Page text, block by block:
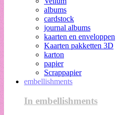
albums
cardstock
journal albums
kaarten en enveloppen
Kaarten pakketten 3D
karton
papier
Scrappapier
embellishments
In embellishments